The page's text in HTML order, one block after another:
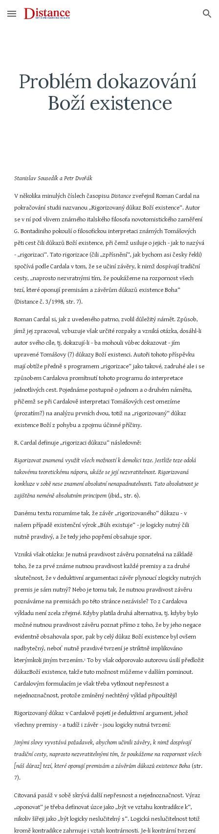
Skip to main content Skip to navigation
Problém dokazování
Boží existence
Stanislav Sousedík a Petr Dvořák
V několika minulých číslech časopisu Distance zveřejnil Roman Cardal na
pokračování studii nazvanou „Rigorizovaný důkaz Boží existence“. Autor
se v ní pod vlivem známého italského filosofa novotomistického zaměření
G. Bontadiniho pokouší o filosofickou interpretaci známých Tomášových
pěti cest čili důkazů Boží existence, při čemž usiluje o jejich - jak to nazývá
- „rigorizaci“. Tato rigorizace (čili „zpřísnění“, jak bychom asi česky řekli)
spočívá podle Cardala v tom, že se učiní závěry, k nimž dospívají tradiční
cesty, „naprosto nezvratnými tím, že poukážeme na rozpornost všech
tezí, které oponují premisám a závěrům důkazů existence Boha“
(Distance č. 3/1998, str. 7).
Roman Cardal si, jak z uvedeného patrno, zvolil důležitý námět. Způsob,
jímž jej zpracoval, vzbuzuje však určité rozpaky a vzniká otázka, dosáhl-li
autor svého cíle, tj. dokazují-li - ba mohouli vůbec dokazovat - jím
upravené Tomášovy (?) důkazy Boží existenci. Autoři tohoto příspěvku
mají obtíže předně s programem „rigorizace“ jako takové, zadruhé ale i se
způsobem Cardalova promítnutí tohoto programu do interpretace
jednotlivých cest. Pojednáme postupně o jednom a o druhém námětu,
přičemž se při Cardalově interpretaci Tomášových cest omezíme
(prozatím?) na analýzu prvních dvou, totiž na „rigorizovaný“ důkaz
existence Boží z pohybu a zpojmu účinné příčiny.
R. Cardal definuje „rigorizaci důkazu“ následovně:
Rigorizovat znamená využít všech možností k demolici teze. Jestliže teze odolá
takovému teoretickému náporu, ukáže se její nezvratitelnost. Rigorizovaná
konkluze v sobě nese znamení absolutní nenapadnutelnosti. Tato absolutnost je
zajištěna neméně absolutním principem (ibid., str. 6).
Danému textu rozumíme tak, že závěr „rigorizovaného“ důkazu - v
našem případě existenční výrok „Bůh existuje“ - je logicky nutný čili
nutně pravdivý, a že tedy jeho popření obsahuje spor.
Vzniká však otázka: Je nutná pravdivost závěru poznatelná na základě
toho, že za prvé známe nutnou pravdivost každé premisy a za druhé
skutečnost, že v deduktivní argumentaci závěr plynoucí zlogicky nutných
premis je sám nutný? Nebo je tomu tak, že nutnou pravdivost závěru
poznáváme na premisách po této stránce nezávisle? To z Cardalova
výkladu není zcela zřejmé. Kdyby platila druhá alternativa, tj. kdyby bylo
možné nutnou pravdivost závěru poznat přímo z toho, že by jeho negace
evidentně obsahovala spor, pak by celý důkaz Boží existence byl ovšem
nadbytečný, neboť nutně pravdivé tvrzení je striktně implikováno
kterýmkoli jiným tvrzením.1 To by však odporovalo autorovu úsilí předložit
důkazBoží existence, takže tuto možnost můžeme v dalším pominout.
Cardalovým formulacím je však třeba vytknout nepřesnost a
nejednoznačnost, protože zmíněný nechtěný výklad připouštějí!
Rigorizovaný důkaz v Cardalově pojetí je deduktivní argument, jehož
všechny premisy - a tudíž i závěr - jsou logicky nutná tvrzení:
Jinými slovy vyvstává požadavek, abychom učinili závěry, k nimž dospívají
tradiční cesty, naprosto nezvratitelnými tím, že poukážeme na rozpornost všech
[náš důraz] tezí, které oponují premisám a závěrům důkazů existence Boha (str.
7).
Citovaná pasáž v sobě skrývá další nepřesnost a nejednoznačnost. Výraz
„oponovat“ je třeba definovat úzce jako „být ve vztahu kontradikce k“,
nikoliv šířeji jako „být logicky neslučitelný s“. Logická neslučitelnost totiž
kromě kontradikce zahrnuje i vztah kontrárnosti. Je-li kontrární tvrzení